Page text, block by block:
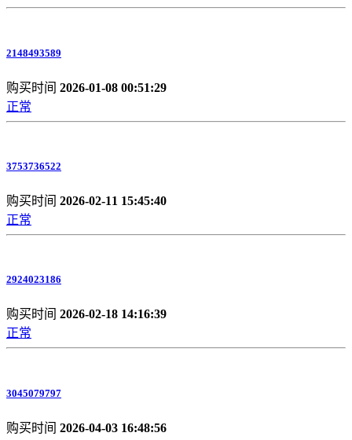
2148493589
购买时间 2026-01-08 00:51:29
正常
3753736522
购买时间 2026-02-11 15:45:40
正常
2924023186
购买时间 2026-02-18 14:16:39
正常
3045079797
购买时间 2026-04-03 16:48:56